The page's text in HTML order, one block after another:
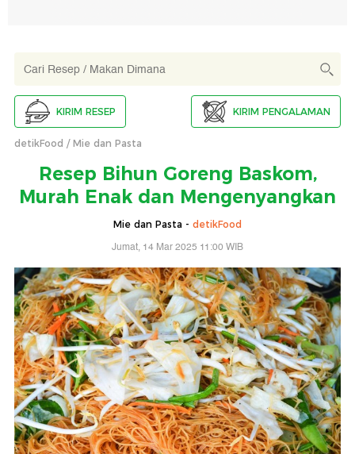
KIRIM RESEP KIRIM PENGALAMAN
detikFood Mie dan Pasta
Resep Bihun Goreng Baskom,
Murah Enak dan Mengenyangkan
Mie dan Pasta - detikFood
Jumat, 14 Mar 2025 11:00 WIB